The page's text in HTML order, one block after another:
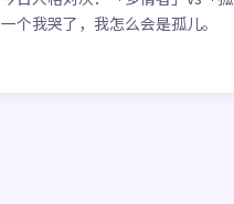
一个我哭了，我怎么会是孤儿。